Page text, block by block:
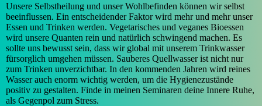
Unsere Selbstheilung und unser Wohl­befinden können wir selbst
beein­flussen. Ein ent­scheidender Faktor wird mehr und mehr unser
Essen und Trinken werden. Vegeta­risches und veganes Bio­essen
wird unsere Quanten rein und natürlich schwin­gend machen. Es
sollte uns bewusst sein, dass wir global mit unserem Trink­wasser
für­sorglich umgehen müssen. Sauberes Quell­wasser ist nicht nur
zum Trinken unverzicht­bar. In den kommenden Jahren wird reines
Wasser auch enorm wichtig werden, um die Hygiene­zustände
positiv zu ge­stalten. Finde in meinen Seminaren deine Innere Ruhe,
als Gegen­pol zum Stress.